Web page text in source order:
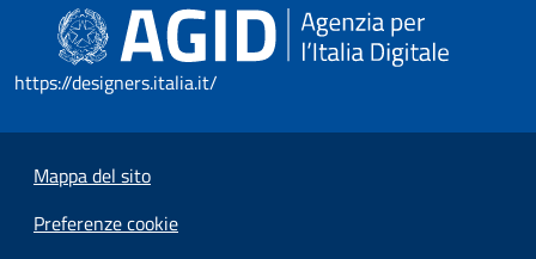
https://designers.italia.it/
Mappa del sito
Preferenze cookie